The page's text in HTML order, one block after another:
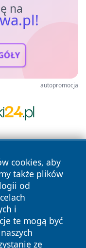
na
autopromocja
cookies, aby
także plików
od
i
te mogą być
ze
prawa
Polityka